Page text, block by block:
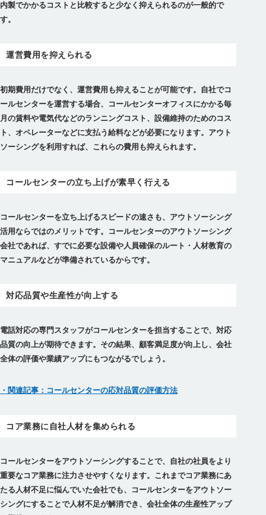
内製でかかるコストと比較すると少なく抑えられるのが一般的で
す。
運営費用を抑えられる
初期費用だけでなく、運営費用も抑えることが可能です。自社でコ
ールセンターを運営する場合、コールセンターオフィスにかかる毎
月の賃料や電気代などのランニングコスト、設備維持のためのコス
ト、オペレーターなどに支払う給料などが必要になります。アウト
ソーシングを利用すれば、これらの費用も抑えられます。
コールセンターの立ち上げが素早く行える
コールセンターを立ち上げるスピードの速さも、アウトソーシング
活用ならではのメリットです。コールセンターのアウトソーシング
会社であれば、すでに必要な設備や人員確保のルート・人材教育の
マニュアルなどが準備されているからです。
対応品質や生産性が向上する
電話対応の専門スタッフがコールセンターを担当することで、対応
品質の向上が期待できます。その結果、顧客満足度が向上し、会社
全体の評価や業績アップにもつながるでしょう。
・関連記事：コールセンターの応対品質の評価方法
コア業務に自社人材を集められる
コールセンターをアウトソーシングすることで、自社の社員をより
重要なコア業務に注力させやすくなります。これまでコア業務にあ
たる人材不足に悩んでいた会社でも、コールセンターをアウトソー
シングにすることで人材不足が解消でき、会社全体の生産性アップ